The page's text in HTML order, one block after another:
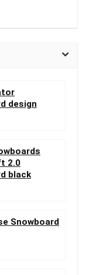
design
2.0
black
Snowboard